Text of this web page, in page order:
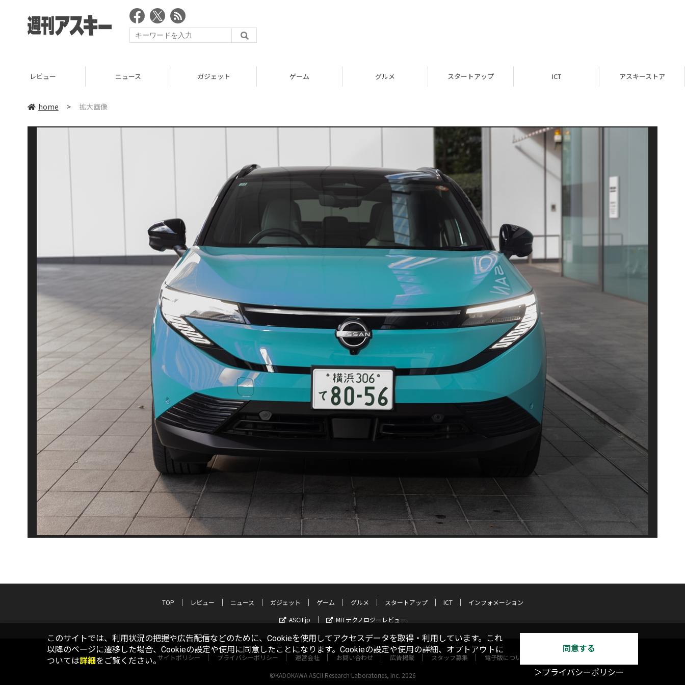
レビュー ニュース ガジェット ゲーム グルメ スタートアップ ICT アスキーストア
home > 拡大画像
TOP レビュー ニュース ガジェット ゲーム グルメ スタートアップ ICT
インフォメーション
ASCII.jp
MITテクノロジーレビュー
サイトポリシー プライバシーポリシー 運営会社 お問い合わせ 広告掲載 スタッフ募集 電子版について
©KADOKAWA ASCII Research Laboratories, Inc. 2026
このサイトでは、利用状況の把握や広告配信などのために、Cookieを使用してアクセスデータを取得・利用しています。これ
以降のページに遷移した場合、Cookieの設定や使用に同意したことになります。Cookieの設定や使用の詳細、オプトアウトに
ついては詳細をご覧ください。
同意する
＞プライバシーポリシー